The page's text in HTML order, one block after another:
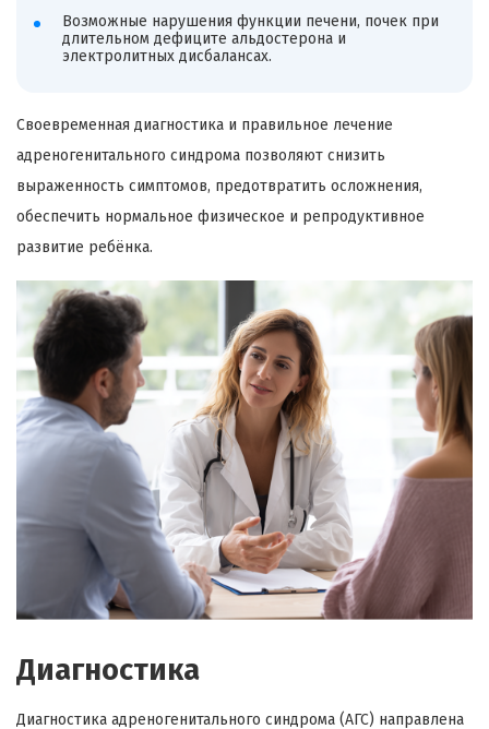
Возможные нарушения функции печени, почек при
длительном дефиците альдостерона и
электролитных дисбалансах.
Своевременная диагностика и правильное лечение
адреногенитального синдрома позволяют снизить
выраженность симптомов, предотвратить осложнения,
обеспечить нормальное физическое и репродуктивное
развитие ребёнка.
Диагностика
Диагностика адреногенитального синдрома (АГС) направлена